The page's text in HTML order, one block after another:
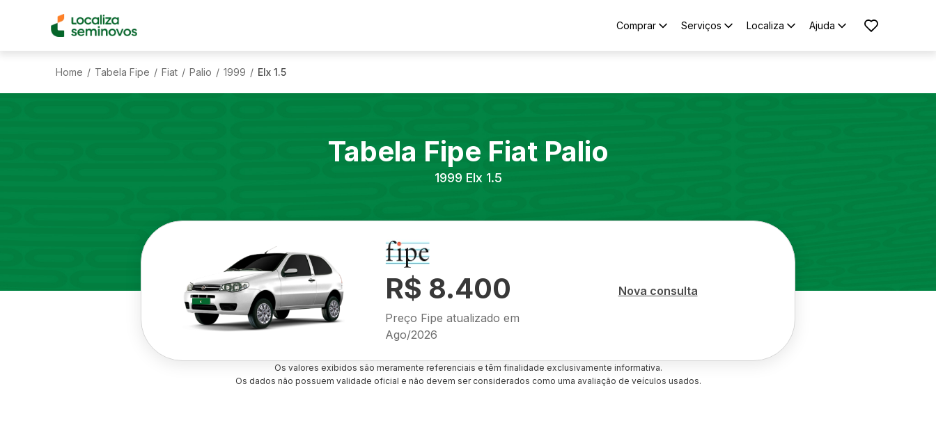
Comprar Serviços Localiza Ajuda
Home / Tabela Fipe / Fiat / Palio / 1999 / Elx 1.5
Tabela Fipe Fiat Palio
1999 Elx 1.5
R$ 8.400
Preço Fipe atualizado em
Ago/2026
Nova consulta
Os valores exibidos são meramente referenciais e têm finalidade exclusivamente informativa.
Os dados não possuem validade oficial e não devem ser considerados como uma avaliação de veículos usados.